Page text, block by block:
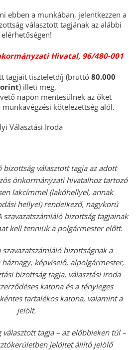
ebben a munkában, jelentkezzen a
választott tagjának az alábbi
elérhetőségen!
Hivatal, 96/480-001
tagjait tiszteletdíj (bruttó 80.000
) illeti meg,
napon mentesülnek az őket
kötelezettség alól.
Választási Iroda
bizottság választott tagja az adott
önkormányzati hivatalhoz tartozó
lakcímmel (lakóhellyel, annak
hellyel) rendelkező, nagykorú
szavazatszámláló bizottság tagjainak
kell tenniük a polgármester előtt.
bizottságnak a
képviselő, alpolgármester,
bizottság tagja, választási iroda
katona és a tényleges
tartalékos katona, valamint a
jelölt.
tagja – az előbbieken túl –
jelöltet állító jelölő